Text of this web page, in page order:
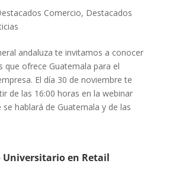
Comercio, Destacados
andaluza te invitamos a conocer
que ofrece Guatemala para el
El día 30 de noviembre te
de las 16:00 horas en la webinar
se hablará de Guatemala y de las
Universitario en Retail